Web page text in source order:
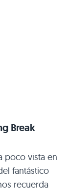
Break
poco vista en
fantástico
recuerda